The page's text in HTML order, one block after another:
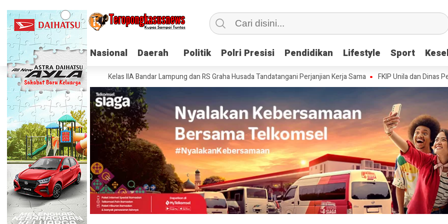
Nasional Daerah Politik Polri Presisi Pendidikan Lifestyle Sport
Nasional Daerah Politik Polri Presisi Pendidikan Lifestyle Sport
Lapas Narkotika Kelas IIA Bandar Lampung dan RS Graha Husada Tandatangani Perjanjian Kerja Sama FKIP Unila dan Dinas Pendidikan